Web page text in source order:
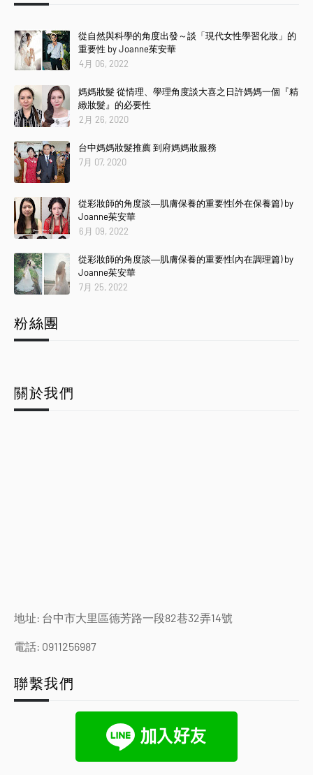
從自然與科學的角度出發～談「現代女性學習化妝」的
重要性 by Joanne茱安華
4月 06, 2022
媽媽妝髮 從情理、學理角度談大喜之日許媽媽一個『精
緻妝髮』的必要性
2月 26, 2020
台中媽媽妝髮推薦 到府媽媽妝服務
7月 07, 2020
從彩妝師的角度談―肌膚保養的重要性(外在保養篇) by
Joanne茱安華
6月 09, 2022
從彩妝師的角度談―肌膚保養的重要性(內在調理篇) by
Joanne茱安華
7月 25, 2022
粉絲團
關於我們
地址: 台中市大里區德芳路一段82巷32弄14號
電話: 0911256987
聯繫我們